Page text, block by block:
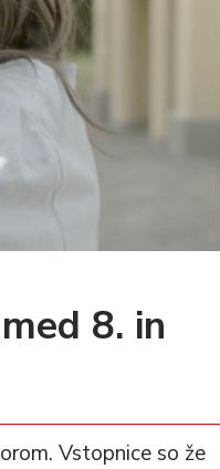
8. in
Vstopnice so že